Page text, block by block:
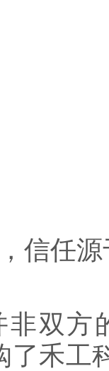
信任
非双
了禾工